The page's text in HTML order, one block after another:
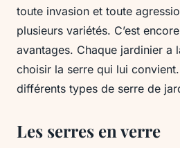
toute invasion et toute
plusieurs variétés. C’est
avantages. Chaque jardinier a
choisir la serre qui lui
différents types de serre de
Les serres en verre